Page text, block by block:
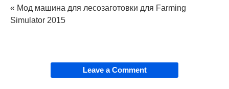
« Мод машина для лесозаготовки для Farming
Simulator 2015
Leave a Comment